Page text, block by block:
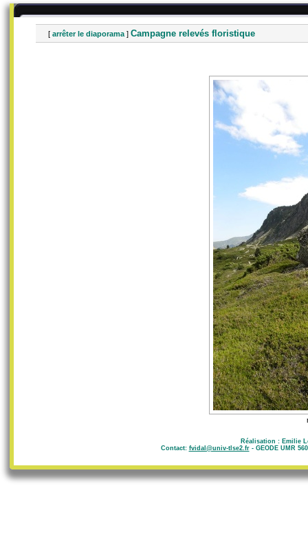
[ arrêter le diaporama ] Campagne relevés floristique
Réalisation : Emilie
Contact: fvidal@univ-tlse2.fr- GEODE UMR